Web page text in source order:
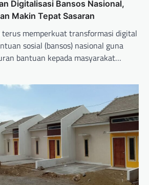
Digitalisasi Bansos Nasional,
Makin Tepat Sasaran
terus memperkuat transformasi digital
sosial (bansos) nasional guna
bantuan kepada masyarakat…